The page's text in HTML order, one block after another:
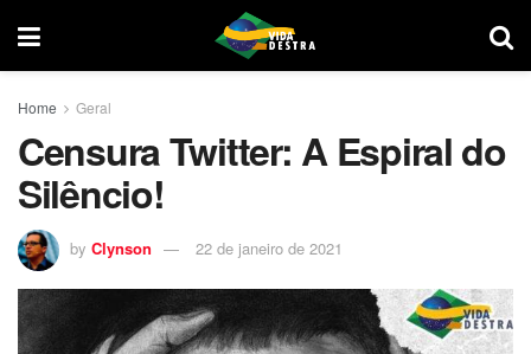
Home Geral
Censura Twitter: A Espiral do
Silêncio!
by Clynson 22 de janeiro de 2021